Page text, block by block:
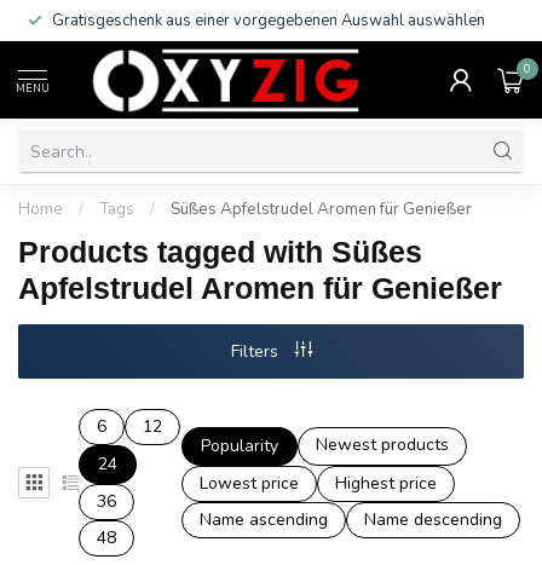
Gratisgeschenk aus einer vorgegebenen Auswahl auswählen
MENU
0
Home / Tags / Süßes Apfelstrudel Aromen für Genießer
Products tagged with Süßes
Apfelstrudel Aromen für Genießer
Filters
6
12
24
36
48
Popularity
Newest products
Lowest price
Highest price
Name ascending
Name descending